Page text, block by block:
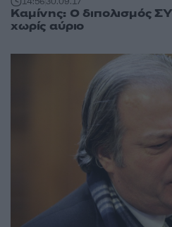
Καμίνης: Ο διπολισμός
χωρίς αύριο